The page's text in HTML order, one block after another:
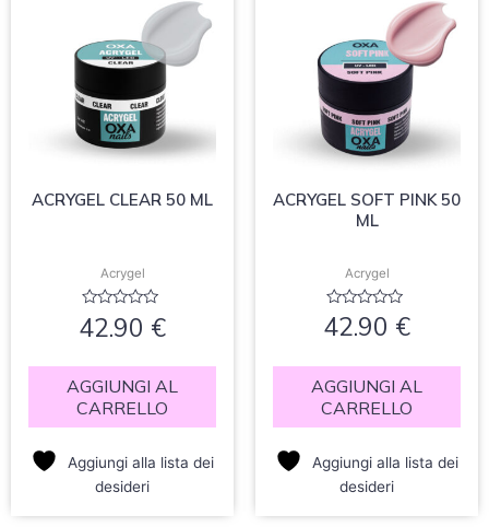
ACRYGEL CLEAR 50 ML
Acrygel
Valutato
0
42.90 €
AGGIUNGI AL
CARRELLO
Aggiungi alla lista dei
desideri
ACRYGEL SOFT PINK 50
ML
Acrygel
Valutato
0
42.90 €
AGGIUNGI AL
CARRELLO
Aggiungi alla lista dei
desideri